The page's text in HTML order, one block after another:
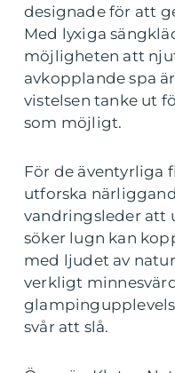
designade för att
Med lyxiga
möjligheten att
avkopplande spa
vistelsen tanke ut
som möjligt.
För de äventyrliga
utforska
vandringsleder att
söker lugn kan
med ljudet av
verkligt
svår att slå.